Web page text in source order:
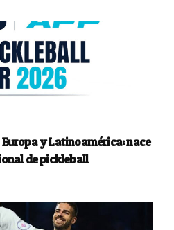
y Latinoamérica: nace
de pickleball